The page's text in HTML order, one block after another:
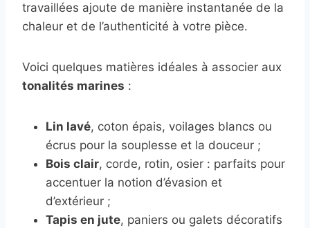
travaillées ajoute de manière instantanée de la
chaleur et de l’authenticité à votre pièce.
Voici quelques matières idéales à associer aux
tonalités marines :
Lin lavé, coton épais, voilages blancs ou
écrus pour la souplesse et la douceur ;
Bois clair, corde, rotin, osier : parfaits pour
accentuer la notion d’évasion et
d’extérieur ;
Tapis en jute, paniers ou galets décoratifs